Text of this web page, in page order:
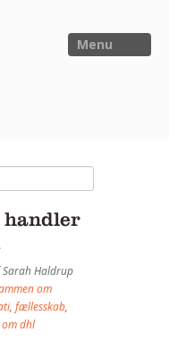
Menu
handler
Sarah Haldrup
om
, fællesskab,
dhl